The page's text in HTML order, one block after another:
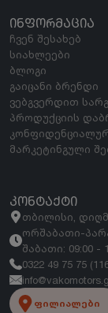
ᲘᲜᲤᲝᲠᲛᲐᲪᲘᲐ
ჩვენ შესახებ
სიახლეები
ბლოგი
გაიცანი ბრენდი
ვებგვერდით
პროდუქციის
მარკეტინგული
ᲙᲝᲜᲢᲐᲥᲢᲘ
თბილისი,
ორშაბათი-
შაბათი: 09:00 -
0322 49 75 75
ფილიალები